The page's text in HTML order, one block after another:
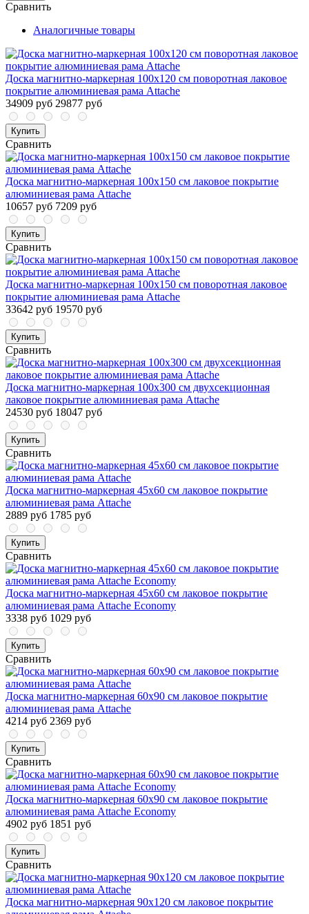
Сравнить
Аналогичные товары
Доска магнитно-маркерная 100x120 см поворотная лаковое
покрытие алюминиевая рама Attache
34909 руб 29877 руб
Купить
Сравнить
Доска магнитно-маркерная 100x150 см лаковое покрытие
алюминиевая рама Attache
10657 руб 7209 руб
Купить
Сравнить
Доска магнитно-маркерная 100x150 см поворотная лаковое
покрытие алюминиевая рама Attache
33642 руб 19570 руб
Купить
Сравнить
Доска магнитно-маркерная 100x300 см двухсекционная
лаковое покрытие алюминиевая рама Attache
24530 руб 18047 руб
Купить
Сравнить
Доска магнитно-маркерная 45x60 см лаковое покрытие
алюминиевая рама Attache
2889 руб 1785 руб
Купить
Сравнить
Доска магнитно-маркерная 45x60 см лаковое покрытие
алюминиевая рама Attache Economy
3338 руб 1029 руб
Купить
Сравнить
Доска магнитно-маркерная 60x90 см лаковое покрытие
алюминиевая рама Attache
4214 руб 2369 руб
Купить
Сравнить
Доска магнитно-маркерная 60x90 см лаковое покрытие
алюминиевая рама Attache Economy
4902 руб 1851 руб
Купить
Сравнить
Доска магнитно-маркерная 90x120 см лаковое покрытие